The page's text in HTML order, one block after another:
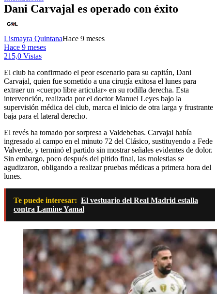
Dani Carvajal es operado con éxito
Lismayra QuintanaHace 9 meses
Hace 9 meses
215,0 Vistas
El club ha confirmado el peor escenario para su capitán, Dani
Carvajal, quien fue sometido a una cirugía exitosa el lunes para
extraer un «cuerpo libre articular» en su rodilla derecha. Esta
intervención, realizada por el doctor Manuel Leyes bajo la
supervisión médica del club, marca el inicio de otra larga y frustrante
baja para el lateral derecho.
El revés ha tomado por sorpresa a Valdebebas. Carvajal había
ingresado al campo en el minuto 72 del Clásico, sustituyendo a Fede
Valverde, y terminó el partido sin mostrar señales evidentes de dolor.
Sin embargo, poco después del pitido final, las molestias se
agudizaron, obligando a realizar pruebas médicas a primera hora del
lunes.
Te puede interesar: El vestuario del Real Madrid estalla
contra Lamine Yamal